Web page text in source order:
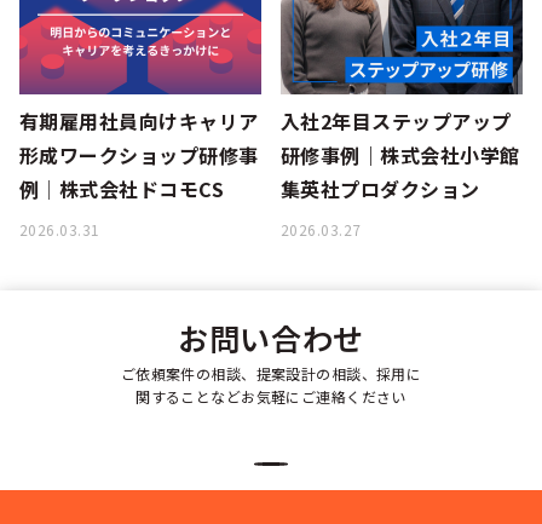
有期雇用社員向けキャリア
形成ワークショップ研修事
例│株式会社ドコモCS
2026.03.31
入社2年目ステップアップ
研修事例｜株式会社小学館
集英社プロダクション
2026.03.27
お問い合わせ
ご依頼案件の相談、提案設計の相談、採用に
関することなどお気軽にご連絡ください